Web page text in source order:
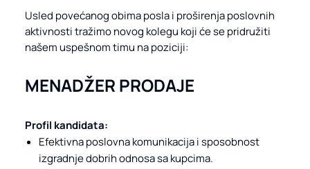
Usled povećanog obima posla i proširenja poslovnih
aktivnosti tražimo novog kolegu koji će se pridružiti
našem uspešnom timu na poziciji:
MENADŽER PRODAJE
Profil kandidata:
Efektivna poslovna komunikacija i sposobnost
izgradnje dobrih odnosa sa kupcima.